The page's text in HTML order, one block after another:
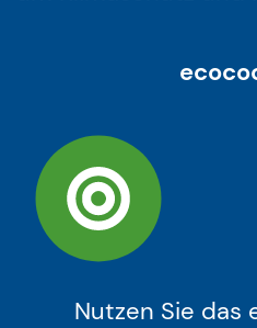
Nutzen Sie das